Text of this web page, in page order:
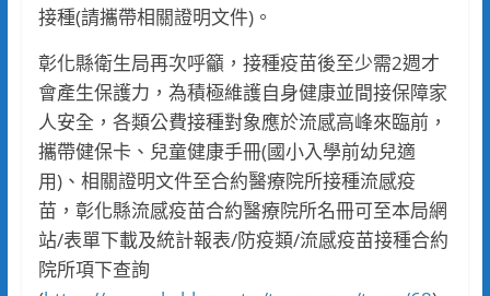
接種(請攜帶相關證明文件)。
彰化縣衛生局再次呼籲，接種疫苗後至少需2週才
會產生保護力，為積極維護自身健康並間接保障家
人安全，各類公費接種對象應於流感高峰來臨前，
攜帶健保卡、兒童健康手冊(國小入學前幼兒適
用)、相關證明文件至合約醫療院所接種流感疫
苗，彰化縣流感疫苗合約醫療院所名冊可至本局網
站/表單下載及統計報表/防疫類/流感疫苗接種合約
院所項下查詢